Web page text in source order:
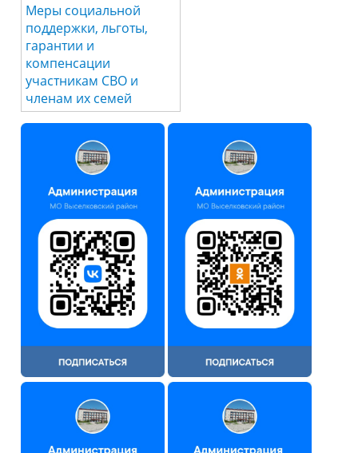
Меры социальной
поддержки, льготы,
гарантии и
компенсации
участникам СВО и
членам их семей